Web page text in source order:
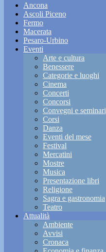
Ancona
Ascoli Piceno
Fermo
Macerata
Pesaro-Urbino
Eventi
Arte e cultura
Benessere
Categorie e luoghi
Cinema
Concerti
Concorsi
Convegni e seminari
Corsi
Danza
Eventi del mese
Festival
Mercatini
Mostre
Musica
Presentazione libri
Religione
Sagra e gastronomia
Teatro
Attualità
Ambiente
Avvisi
Cronaca